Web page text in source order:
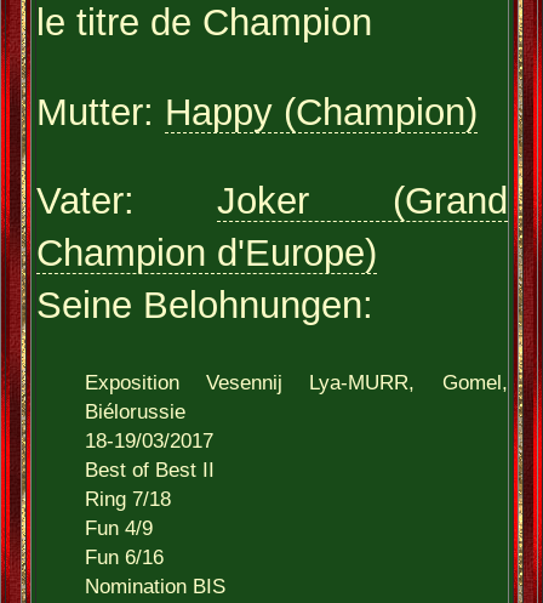
le titre de Champion
Mutter: Happy (Champion)
Vater: Joker (Grand
Champion d'Europe)
Seine Belohnungen:
Exposition Vesennij Lya-MURR, Gomel,
Biélorussie
18-19/03/2017
Best of Best II
Ring 7/18
Fun 4/9
Fun 6/16
Nomination BIS